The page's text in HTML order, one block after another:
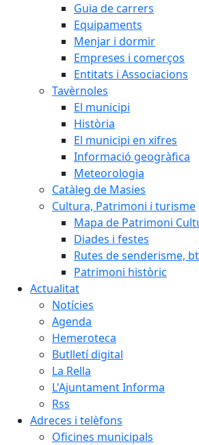
Guia de carrers
Equipaments
Menjar i dormir
Empreses i comerços
Entitats i Associacions
Tavèrnoles
El municipi
Història
El municipi en xifres
Informació geogràfica
Meteorologia
Catàleg de Masies
Cultura, Patrimoni i turisme
Mapa de Patrimoni
Diades i festes
Rutes de senderisme,
Patrimoni històric
Actualitat
Notícies
Agenda
Hemeroteca
Butlletí digital
La Rella
L'Ajuntament Informa
Rss
Adreces i telèfons
Oficines municipals